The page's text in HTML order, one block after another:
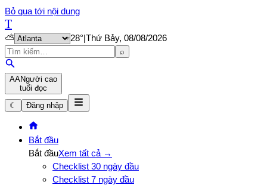
Bỏ qua tới nội dung
T
⛅ 28°|Thứ Bảy, 08/08/2026
⌕
AANgười cao
tuổi đọc
☾
Đăng nhập
Bắt đầu
Bắt đầuXem tất cả →
Checklist 30 ngày đầu
Checklist 7 ngày đầu